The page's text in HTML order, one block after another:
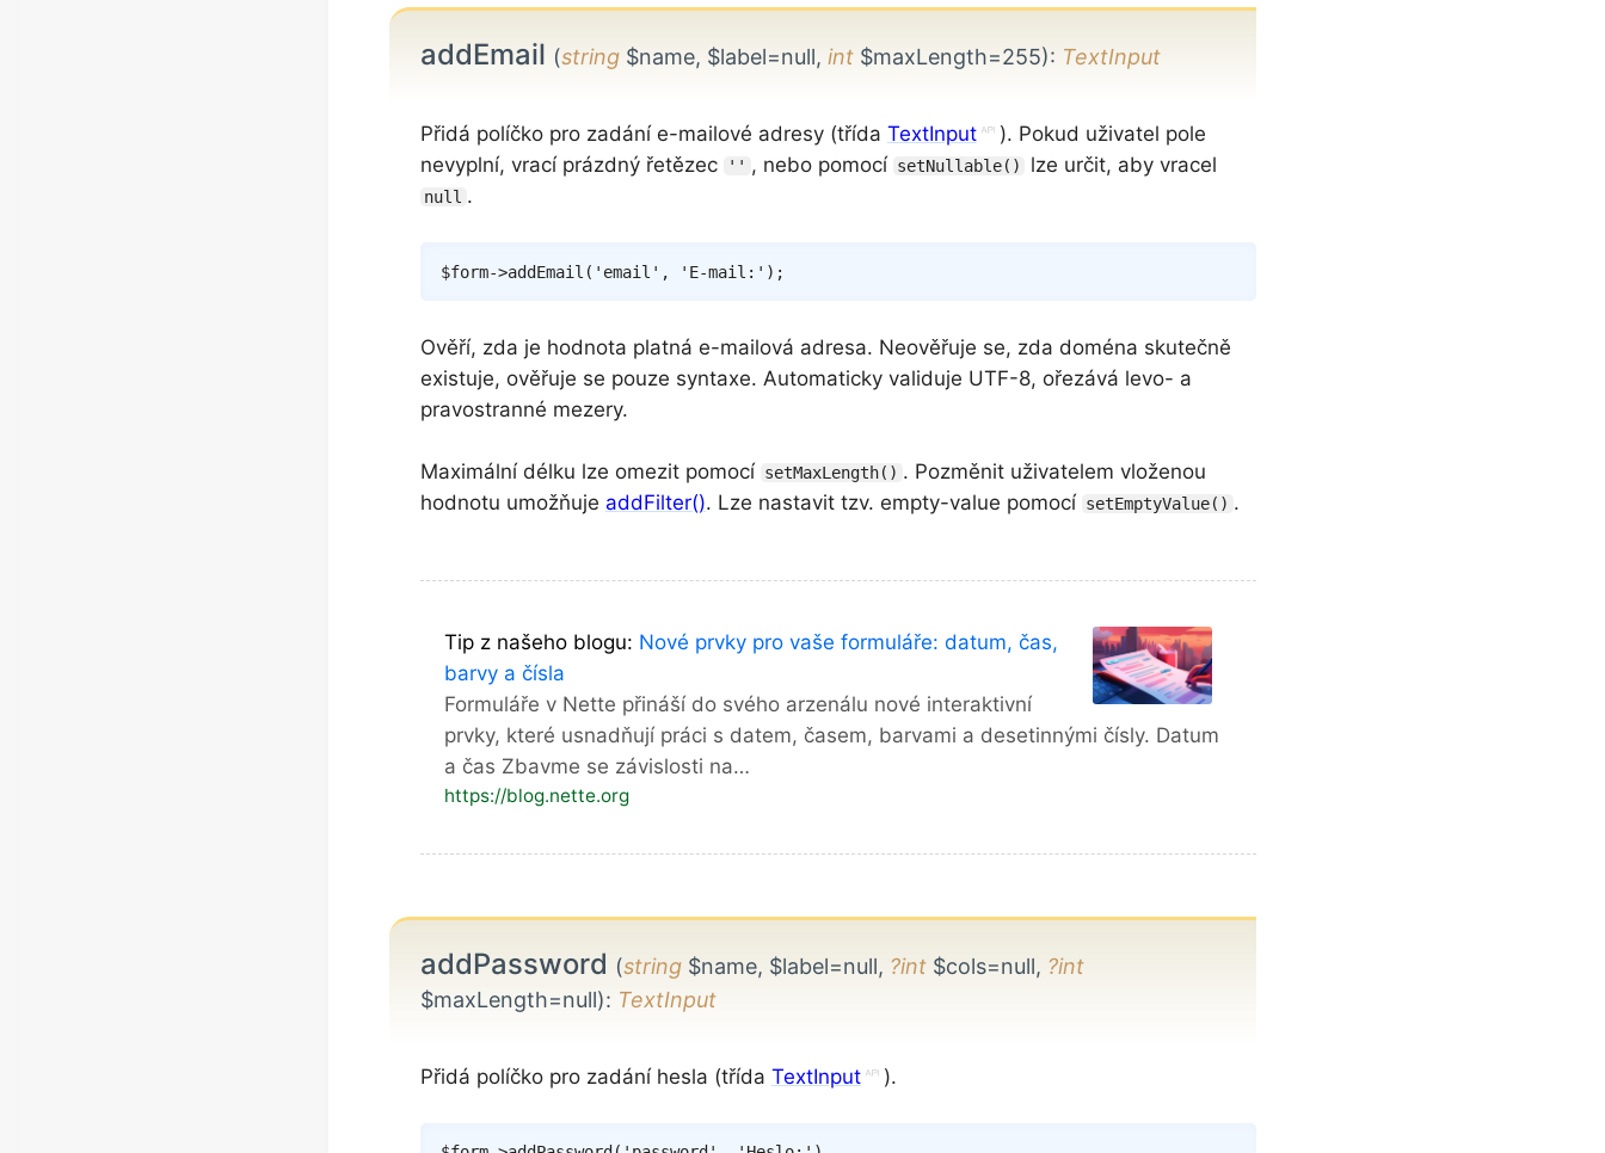
addEmail (string$name, $label=null, int$maxLength=255): TextInput
Přidá políčko pro zadání e-mailové adresy (třída TextInput
). Pokud uživatel pole
nevyplní, vrací prázdný řetězec
'' , nebo pomocí setNullable() lze určit, aby vracel
null .
$form->addEmail ( 'email' , 'E-mail:' ) ;
Ověří, zda je hodnota platná e-mailová adresa. Neověřuje se, zda doména skutečně
existuje, ověřuje se pouze syntaxe. Automaticky validuje UTF-8, ořezává levo- a
pravostranné mezery.
Maximální délku lze omezit pomocí setMaxLength() . Pozměnit uživatelem vloženou
hodnotu umožňuje addFilter(). Lze nastavit tzv. empty-value pomocí setEmptyValue() .
Tip z našeho blogu: Nové prvky pro vaše formuláře: datum, čas,
barvy a čísla
Formuláře v Nette přináší do svého arzenálu nové interaktivní
prvky, které usnadňují práci s datem, časem, barvami a desetinnými čísly. Datum
a čas Zbavme se závislosti na…
https://blog.nette.org
addPassword (string$name, $label=null, ?int$cols=null, ?int
$maxLength=null): TextInput
Přidá políčko pro zadání hesla (třída TextInput ).